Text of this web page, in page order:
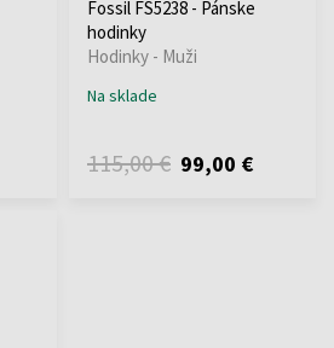
Fossil FS5238 - Pánske
hodinky
Hodinky - Muži
Na sklade
115,00 € 99,00 €